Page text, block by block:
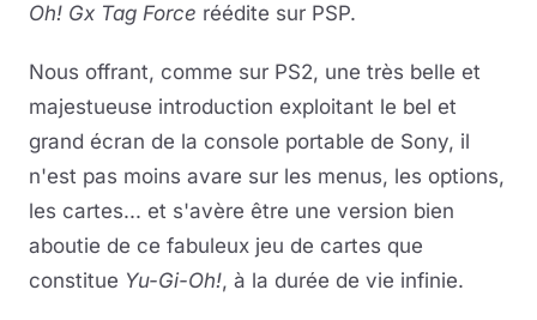
Oh! Gx Tag Force réédite sur PSP.
Nous offrant, comme sur PS2, une très belle et
majestueuse introduction exploitant le bel et
grand écran de la console portable de Sony, il
n'est pas moins avare sur les menus, les options,
les cartes... et s'avère être une version bien
aboutie de ce fabuleux jeu de cartes que
constitue Yu-Gi-Oh!, à la durée de vie infinie.